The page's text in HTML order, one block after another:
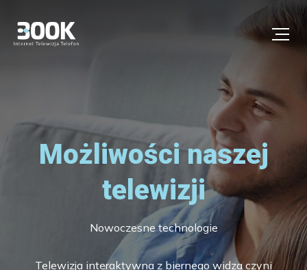
Możliwości naszej
telewizji
Nowoczesne technologie
Telewizja interaktywna z biernego widza czyni